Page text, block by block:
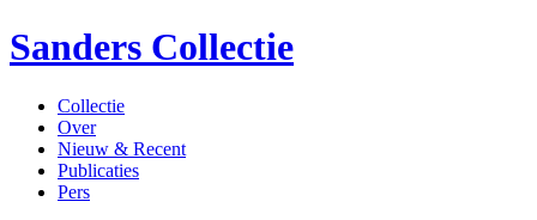
Sanders Collectie
Collectie
Over
Nieuw & Recent
Publicaties
Pers